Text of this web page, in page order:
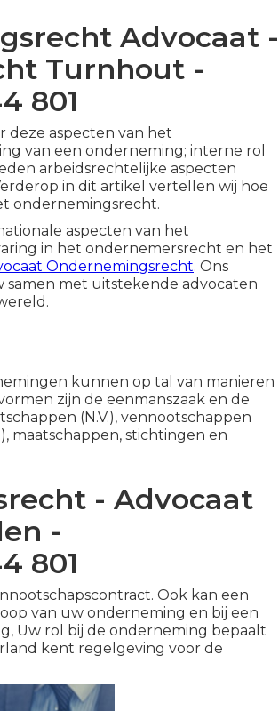
Advocaat -
Turnhout -
801
aspecten van het
van een onderneming; interne rol
arbeidsrechtelijke aspecten
in dit artikel vertellen wij hoe
ondernemingsrecht.
aspecten van het
in het ondernemersrecht en het
Ondernemingsrecht. Ons
samen met uitstekende advocaten
kunnen op tal van manieren
zijn de eenmanszaak en de
(N.V.), vennootschappen
maatschappen, stichtingen en
- Advocaat
-
801
Ook kan een
van uw onderneming en bij een
Uw rol bij de onderneming bepaalt
kent regelgeving voor de